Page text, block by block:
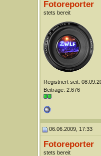
Fotoreporter
stets bereit
Registriert seit:
Beiträge: 2.676
06.06.2009, 17:33
Fotoreporter
stets bereit